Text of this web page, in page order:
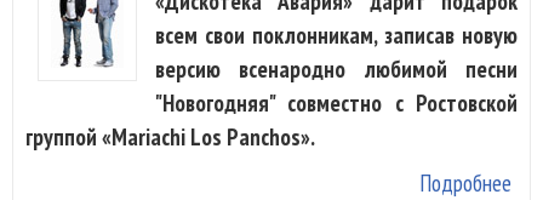
всем свои поклонникам, записав новую
версию всенародно любимой песни
"Новогодняя" совместно с Ростовской
группой «Mariachi Los Panchos».
Подробнее